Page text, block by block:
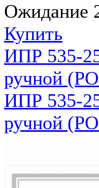
Ожидание
Купить
ИПР 535-
ручной
ИПР 535-
ручной